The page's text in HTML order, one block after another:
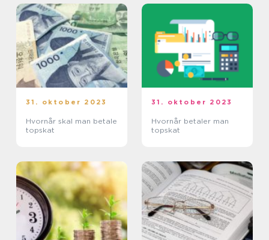
31. oktober 2023
Hvornår skal man betale
topskat
31. oktober 2023
Hvornår betaler man
topskat